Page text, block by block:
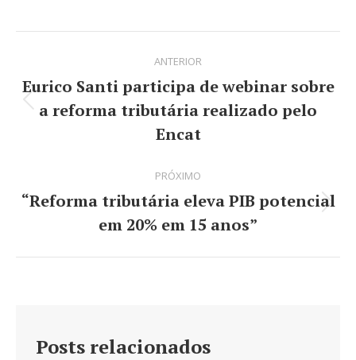
FacebookLinkedInWhatsApp
X
de
post:
ANTERIOR
Post
anterior:
Eurico Santi participa de webinar sobre
a reforma tributária realizado pelo
Encat
PRÓXIMO
Próximo
post:
“Reforma tributária eleva PIB potencial
em 20% em 15 anos”
Posts relacionados